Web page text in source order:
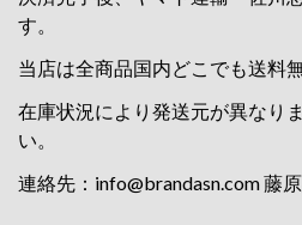
す。
当店は全商品国内どこでも送料
在庫状況により発送元が異なり
い。
連絡先： info@brandasn.com藤